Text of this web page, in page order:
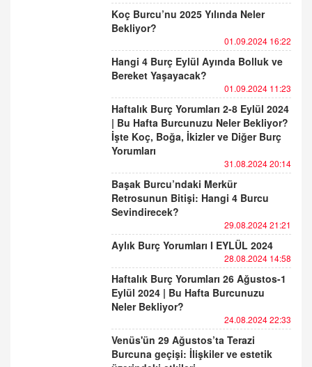
Koç Burcu’nu 2025 Yılında Neler
Bekliyor?
01.09.2024 16:22
Hangi 4 Burç Eylül Ayında Bolluk ve
Bereket Yaşayacak?
01.09.2024 11:23
Haftalık Burç Yorumları 2-8 Eylül 2024
| Bu Hafta Burcunuzu Neler Bekliyor?
İşte Koç, Boğa, İkizler ve Diğer Burç
Yorumları
31.08.2024 20:14
Başak Burcu’ndaki Merkür
Retrosunun Bitişi: Hangi 4 Burcu
Sevindirecek?
29.08.2024 21:21
Aylık Burç Yorumları I EYLÜL 2024
28.08.2024 14:58
Haftalık Burç Yorumları 26 Ağustos-1
Eylül 2024 | Bu Hafta Burcunuzu
Neler Bekliyor?
24.08.2024 22:33
Venüs'ün 29 Ağustos’ta Terazi
Burcuna geçişi: İlişkiler ve estetik